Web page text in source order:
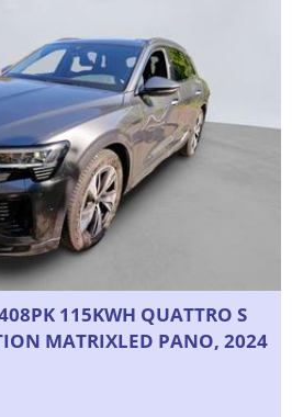
115KWH QUATTRO S
MATRIXLED PANO, 2024